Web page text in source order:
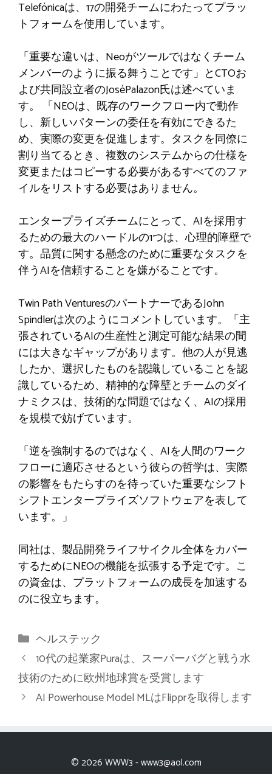
Telefónicaは、17の開発チームにわたってプラッ
トフォームを使用しています。
「重要な違いは、Neoがツールではなくチーム
メンバーのように振る舞うことです」とCTOお
よび共同設立者のJoséPalazon氏は述べていま
す。 「NEOは、既存のワークフロー内で動作
し、新しいパターンの委任を有効にできるた
め、実際の変更を促進します。タスクを同僚に
割り当てるとき、複数のシステムからの仕様を
変更またはコピーする必要があるすべてのファ
イルをリストする必要はありません。
エンタープライズチームにとって、AIを採用す
るための最大のハードルの1つは、心理的障壁で
す。品質に関する懸念のために重要なタスクを
伴うAIを信頼することを嫌がることです。
Twin Path VenturesのパートナーであるJohn
Spindlerは次のようにコメントしています。「主
張されているAIの生産性と測定可能な結果の間
には大きなギャップがあります。他の人が見逃
したか、選択したものを認識していることを認
識しているため、精神的な障壁とチームのダイ
ナミクスは、技術的な問題ではなく、AIの採用
を規模で妨げています。
「逆を強制するのではなく、AIを人間のワーク
フローに適応させるという彼らの哲学は、実際
の影響をもたらすのを待っていた重要なシフト
シフトエンタープライズソフトウェアを表して
います。」
同社は、製品開発ライフサイクル全体をカバー
するためにNEOの機能を拡張する予定です。こ
の資金は、プラットフォームの成長を加速する
のに役立ちます。
カ
テ
ゴ
リ
ー
ヘルステック
10代の起業家Puraは、スーパーバグと戦う水
技術のために欧州地球賞を受賞します
AI Powerhouse Model MLはFlipprを取得します
© 2026 WWW3 -www3@aol.com